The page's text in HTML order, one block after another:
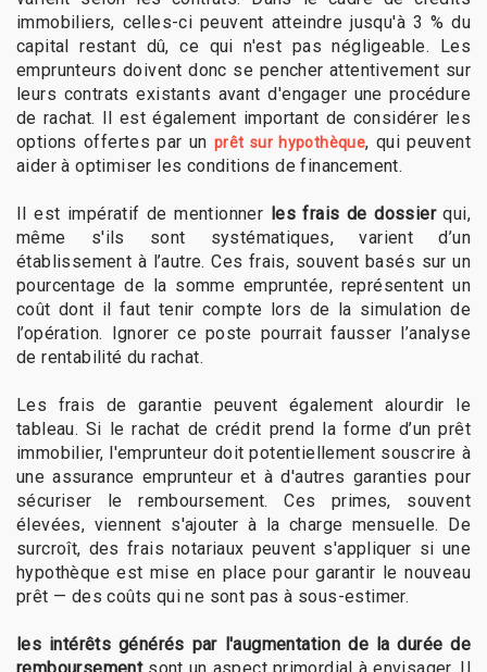
immobiliers, celles-ci peuvent atteindre jusqu'à 3 % du
capital restant dû, ce qui n'est pas négligeable. Les
emprunteurs doivent donc se pencher attentivement sur
leurs contrats existants avant d'engager une procédure
de rachat. Il est également important de considérer les
options offertes par un prêt sur hypothèque, qui peuvent
aider à optimiser les conditions de financement.
Il est impératif de mentionner les frais de dossierqui,
même s'ils sont systématiques, varient d’un
établissement à l’autre. Ces frais, souvent basés sur un
pourcentage de la somme empruntée, représentent un
coût dont il faut tenir compte lors de la simulation de
l’opération. Ignorer ce poste pourrait fausser l’analyse
de rentabilité du rachat.
Les frais de garantie peuvent également alourdir le
tableau. Si le rachat de crédit prend la forme d’un prêt
immobilier, l'emprunteur doit potentiellement souscrire à
une assurance emprunteur et à d'autres garanties pour
sécuriser le remboursement. Ces primes, souvent
élevées, viennent s'ajouter à la charge mensuelle. De
surcroît, des frais notariaux peuvent s'appliquer si une
hypothèque est mise en place pour garantir le nouveau
prêt — des coûts qui ne sont pas à sous-estimer.
les intérêts générés par l'augmentation de la durée de